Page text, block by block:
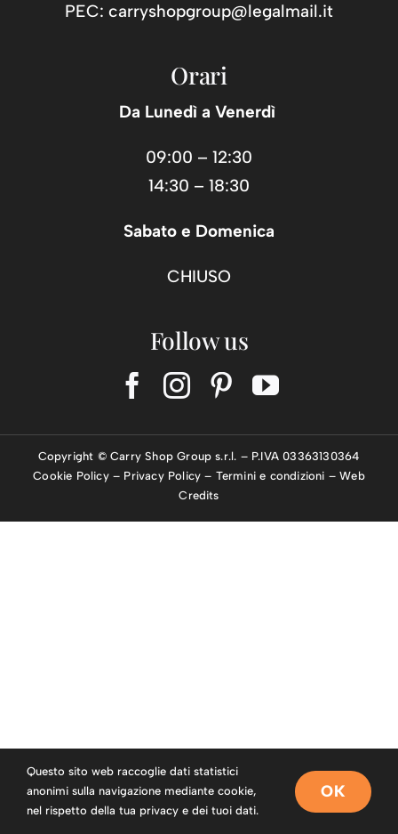
PEC: carryshopgroup@legalmail.it
Orari
Da Lunedì a Venerdì
09:00 – 12:30
14:30 – 18:30
Sabato e Domenica
CHIUSO
Follow us
Copyright © Carry Shop Group s.r.l. – P.IVA 03363130364
Cookie Policy– Privacy Policy – Termini e condizioni –Web
Credits
Questo sito web raccoglie dati statistici
anonimi sulla navigazione mediante cookie,
nel rispetto della tua privacy e dei tuoi dati.
OK